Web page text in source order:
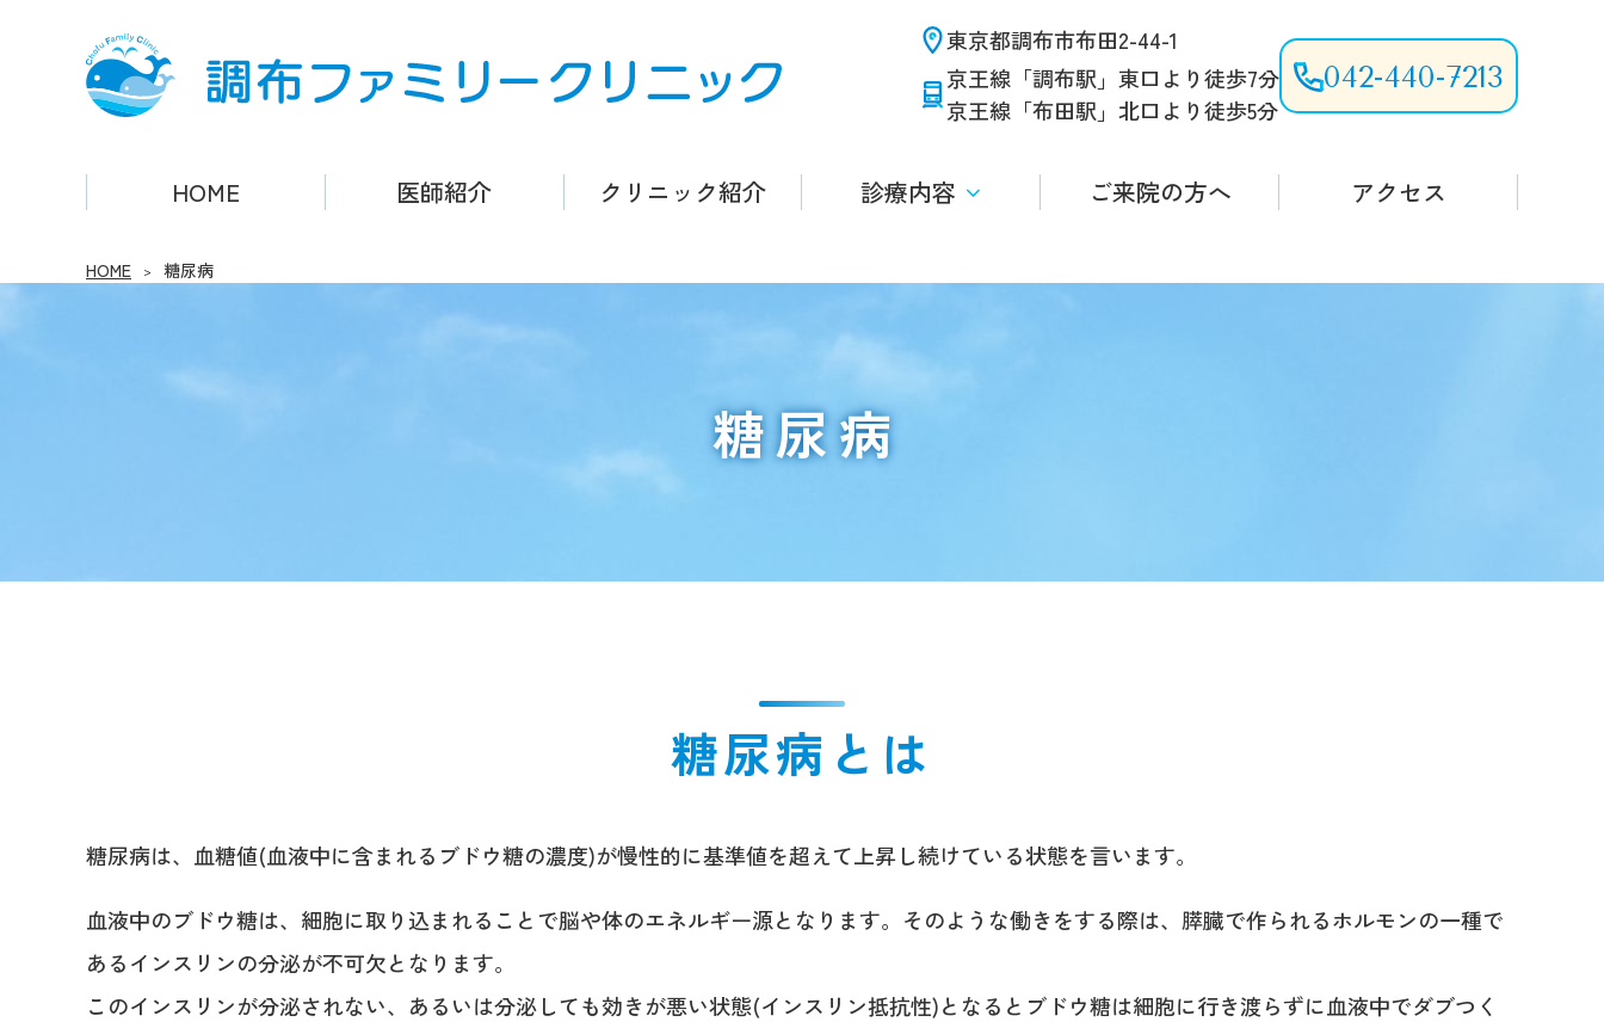
調布ファミリークリニック
東京都調布市布田2-44-1
京王線「調布駅」東口より徒歩7分
京王線「布田駅」北口より徒歩5分
042-440-7213
HOME 医師紹介 クリニック紹介 診療内容 ご来院の方へ アクセス
HOME 糖尿病
糖尿病
糖尿病とは
糖尿病は、血糖値(血液中に含まれるブドウ糖の濃度)が慢性的に基準値を超えて上昇し続けている状態を言います。
血液中のブドウ糖は、細胞に取り込まれることで脳や体のエネルギー源となります。そのような働きをする際は、膵臓で作られるホルモンの一種で
あるインスリンの分泌が不可欠となります。
このインスリンが分泌されない、あるいは分泌しても効きが悪い状態(インスリン抵抗性)となるとブドウ糖は細胞に行き渡らずに血液中でダブつく